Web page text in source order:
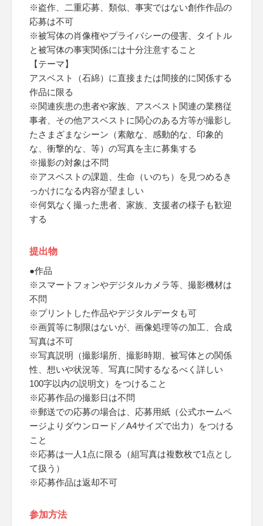
※盗作、二重応募、類似、事実ではない創作作品の
応募は不可
※被写体の肖像権やプライバシーの侵害、タイトル
と被写体の事実関係には十分注意すること
【テーマ】
アスベスト（石綿）に直接または間接的に関係する
作品に限る
※関連疾患の患者や家族、アスベスト関連の業務従
事者、その他アスベストに関心のある方等が撮影し
たさまざまなシーン（素敵な、感動的な、印象的
な、衝撃的な、等）の写真を主に募集する
※撮影の対象は不問
※アスベストの課題、生命（いのち）を見つめるき
っかけになる内容が望ましい
※何気なく撮った患者、家族、支援者の様子も歓迎
する
提出物
●作品
※スマートフォンやデジタルカメラ等、撮影機材は
不問
※プリントした作品やデジタルデータも可
※画質等に制限はないが、画像処理等の加工、合成
写真は不可
※写真説明（撮影場所、撮影時期、被写体との関係
性、想いや状況等、写真に関するなるべく詳しい
100字以内の説明文）をつけること
※応募作品の撮影日は不問
※郵送での応募の場合は、応募用紙（公式ホームペ
ージよりダウンロード／A4サイズで出力）をつける
こと
※応募は一人1点に限る（組写真は複数枚で1点とし
て扱う）
※応募作品は返却不可
参加方法